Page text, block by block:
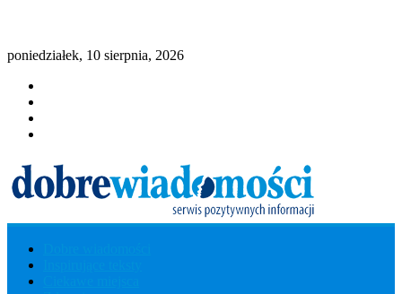
poniedziałek, 10 sierpnia, 2026
Dobre